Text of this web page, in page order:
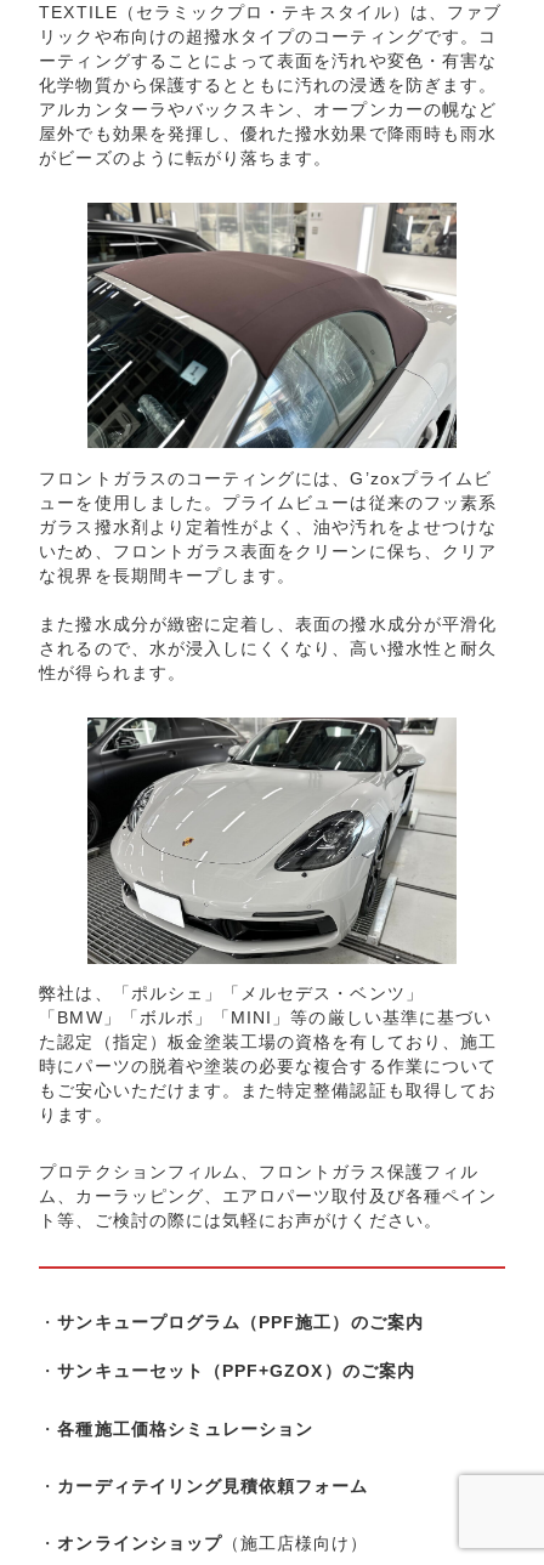
TEXTILE（セラミックプロ・テキスタイル）は、ファブ
リックや布向けの超撥水タイプのコーティングです。コ
ーティングすることによって表面を汚れや変色・有害な
化学物質から保護するとともに汚れの浸透を防ぎます。
アルカンターラやバックスキン、オープンカーの幌など
屋外でも効果を発揮し、優れた撥水効果で降雨時も雨水
がビーズのように転がり落ちます。
フロントガラスのコーティングには、G’zoxプライムビ
ューを使用しました。プライムビューは従来のフッ素系
ガラス撥水剤より定着性がよく、油や汚れをよせつけな
いため、フロントガラス表面をクリーンに保ち、クリア
な視界を長期間キープします。
また撥水成分が緻密に定着し、表面の撥水成分が平滑化
されるので、水が浸入しにくくなり、高い撥水性と耐久
性が得られます。
弊社は、「ポルシェ」「メルセデス・ベンツ」
「BMW」「ボルボ」「MINI」等の厳しい基準に基づい
た認定（指定）板金塗装工場の資格を有しており、施工
時にパーツの脱着や塗装の必要な複合する作業について
もご安心いただけます。また特定整備認証も取得してお
ります。
プロテクションフィルム、フロントガラス保護フィル
ム、カーラッピング、エアロパーツ取付及び各種ペイン
ト等、ご検討の際には気軽にお声がけください。
・サンキュープログラム（PPF施工）のご案内
・サンキューセット（PPF+GZOX）のご案内
・各種施工価格シミュレーション
・ カーディテイリング見積依頼フォーム
・オンラインショップ （施工店様向け）